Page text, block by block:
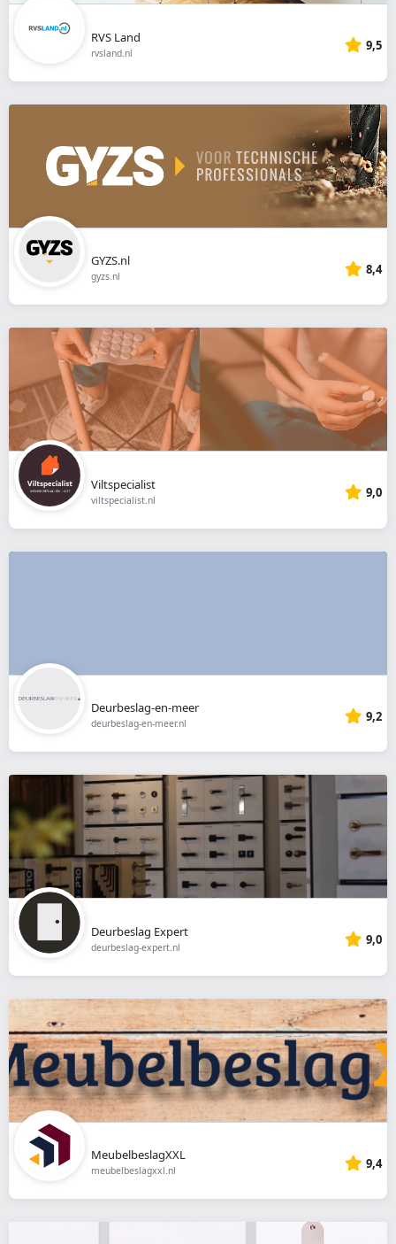
RVS Land
rvsland.nl 9,5
GYZS.nl
gyzs.nl 8,4
Viltspecialist
viltspecialist.nl 9,0
Deurbeslag-en-meer
deurbeslag-en-meer.nl 9,2
Deurbeslag Expert
deurbeslag-expert.nl 9,0
MeubelbeslagXXL
meubelbeslagxxl.nl 9,4